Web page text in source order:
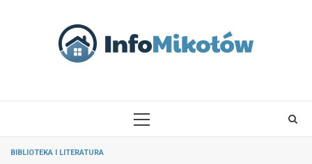
PRIMARY
BIBLIOTEKA I LITERATURA